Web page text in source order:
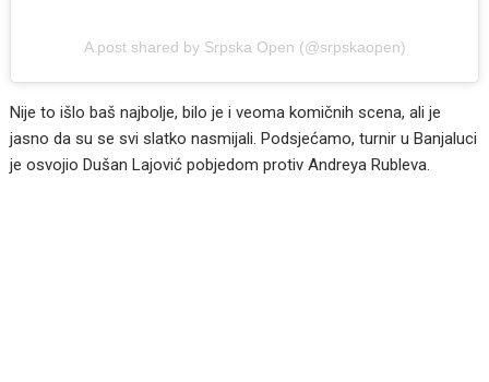
A post shared by Srpska Open (@srpskaopen)
Nije to išlo baš najbolje, bilo je i veoma komičnih scena, ali je
jasno da su se svi slatko nasmijali. Podsjećamo, turnir u Banjaluci
je osvojio Dušan Lajović pobjedom protiv Andreya Rubleva.